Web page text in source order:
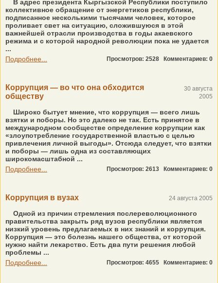
В адрес президента Кыргызской Республики поступило
коллективное обращение от энергетиков республики,
подписанное несколькими тысячами человек, которое
проливает свет на ситуацию, сложившуюся в этой
важнейшей отрасли производства в годы акаевского
режима и с которой народной революции пока не удается
...
Подробнее...
Просмотров: 2528 Комментариев: 0
Коррупция — во что она обходится
обществу
30 августа
2005
Широко бытует мнение, что коррупция — всего лишь
взятки и поборы. Но это далеко не так. Есть принятое в
международном сообществе определение коррупции как
«злоупотребление государственной властью с целью
привлечения личной выгоды». Отсюда следует, что взятки
и поборы — лишь одна из составляющих
широкомасштабной ...
Подробнее...
Просмотров: 2613 Комментариев: 0
Коррупция в вузах 24 августа 2005
Одной из причин стремления послереволюционного
правительства закрыть ряд вузов республики является
низкий уровень предлагаемых в них знаний и коррупция.
Коррупция — это болезнь нашего общества, от которой
нужно найти лекарство. Есть два пути решения любой
проблемы ...
Подробнее...
Просмотров: 4655 Комментариев: 0